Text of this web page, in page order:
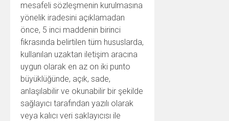
mesafeli sözleşmenin kurulmasına
yönelik iradesini açıklamadan
önce, 5 inci maddenin birinci
fıkrasında belirtilen tüm hususlarda,
kullanılan uzaktan iletişim aracına
uygun olarak en az on iki punto
büyüklüğünde, açık, sade,
anlaşılabilir ve okunabilir bir şekilde
sağlayıcı tarafından yazılı olarak
veya kalıcı veri saklayıcısı ile